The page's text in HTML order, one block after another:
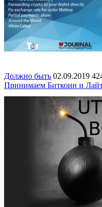
Должно быть 02.09.2019
Принимаем Биткоин и